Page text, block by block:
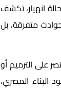
الأرقام المرصودة بين عامي 2020 و2025 من منشورات الصحف المصرية المتعددة، والتي بلغت 390 حالة انهيار، تكشف
متفرقة، بل
على الترميم أو
البناء المصري،